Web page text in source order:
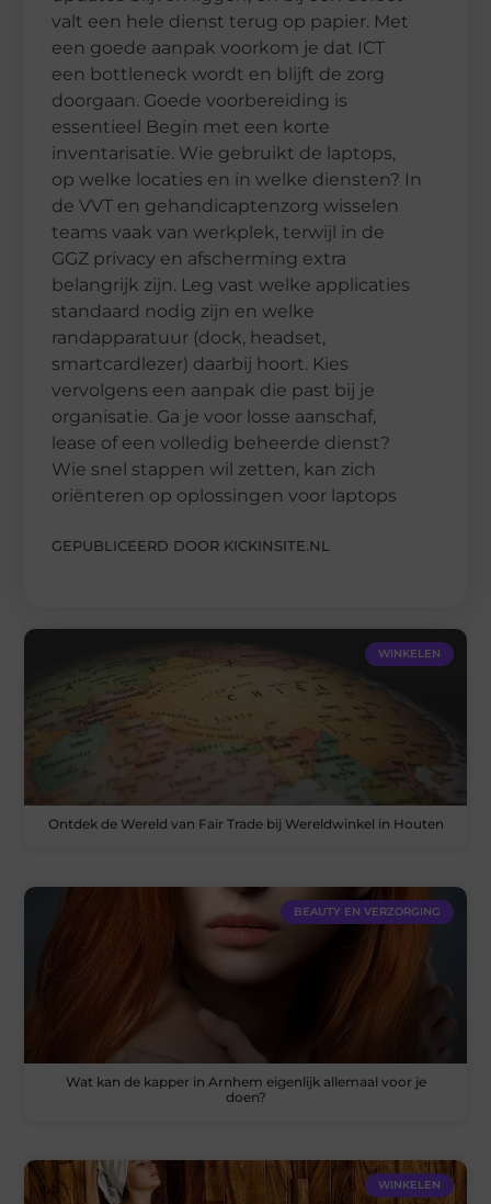
valt een hele dienst terug op papier. Met
een goede aanpak voorkom je dat ICT
een bottleneck wordt en blijft de zorg
doorgaan. Goede voorbereiding is
essentieel Begin met een korte
inventarisatie. Wie gebruikt de laptops,
op welke locaties en in welke diensten? In
de VVT en gehandicaptenzorg wisselen
teams vaak van werkplek, terwijl in de
GGZ privacy en afscherming extra
belangrijk zijn. Leg vast welke applicaties
standaard nodig zijn en welke
randapparatuur (dock, headset,
smartcardlezer) daarbij hoort. Kies
vervolgens een aanpak die past bij je
organisatie. Ga je voor losse aanschaf,
lease of een volledig beheerde dienst?
Wie snel stappen wil zetten, kan zich
oriënteren op oplossingen voor laptops
GEPUBLICEERD DOOR KICKINSITE.NL
WINKELEN
Ontdek de Wereld van Fair Trade bij Wereldwinkel in Houten
BEAUTY EN VERZORGING
Wat kan de kapper in Arnhem eigenlijk allemaal voor je
doen?
WINKELEN